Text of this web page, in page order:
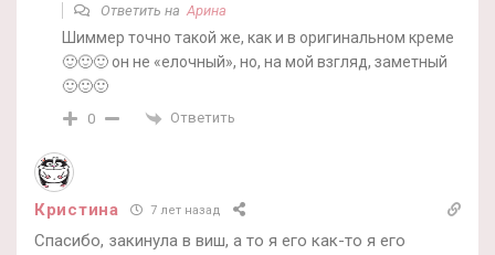
Ответить на Арина
Шиммер точно такой же, как и в оригинальном креме
🙂🙂🙂 он не «елочный», но, на мой взгляд, заметный
🙂🙂🙂
0 Ответить
Кристина 7 лет назад
Спасибо, закинула в виш, а то я его как-то я его